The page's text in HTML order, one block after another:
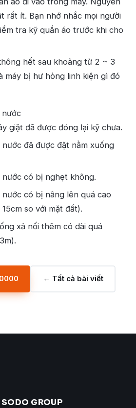
rất ít. Bạn nhớ nhắc mọi người
tra kỹ quần áo trước khi cho
hết sau khoảng từ 2 ~ 3
máy bị hư hỏng linh kiện gì đó
nước
giặt đã được đóng lại kỹ chưa.
nước đã được đặt nằm xuống
nước có bị nghẹt không.
nước có bị nâng lên quá cao
so với mặt đất).
xả nối thêm có dài quá
← Tất cả bài viết
GROUP